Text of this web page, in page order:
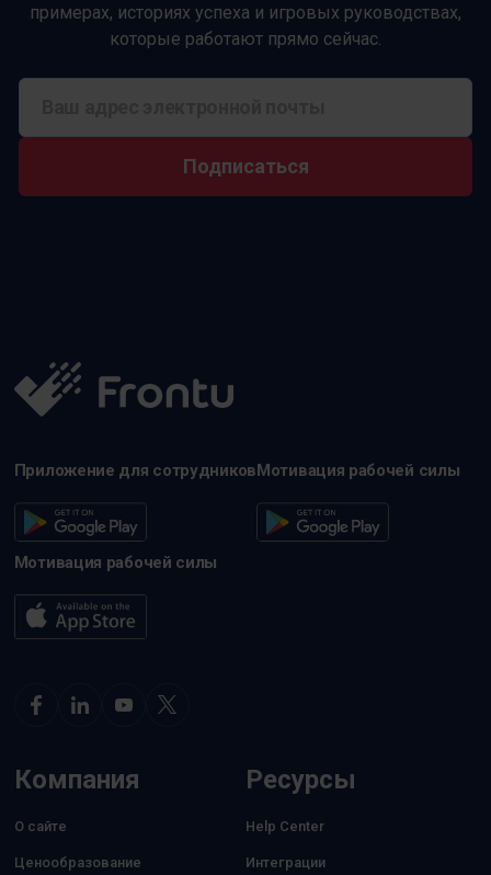
примерах, историях успеха и игровых руководствах,
которые работают прямо сейчас.
Подписаться
Приложение для сотрудниковМотивация рабочей силы
Мотивация рабочей силы
Компания
О сайте
Ценообразование
Ресурсы
Help Center
Интеграции